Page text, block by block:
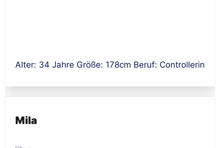
Alter: 34 Jahre Größe: 178cm Beruf: Controllerin
Mila